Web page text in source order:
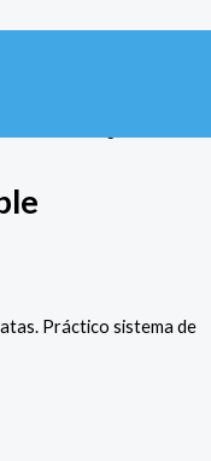
Práctico sistema de